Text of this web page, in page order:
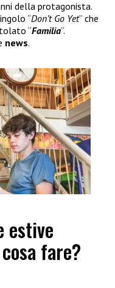
della protagonista.
“Don’t Go Yet” che
“Familia“.
news.
estive
fare?